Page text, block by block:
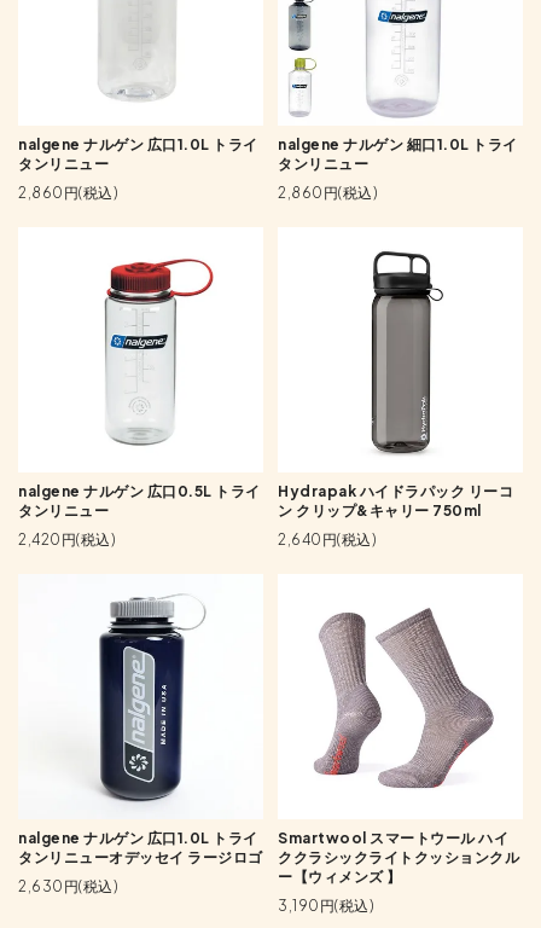
nalgene ナルゲン 広口1.0L トライ
タンリニュー
2,860円(税込)
nalgene ナルゲン 細口1.0L トライ
タンリニュー
2,860円(税込)
nalgene ナルゲン 広口0.5L トライ
タンリニュー
2,420円(税込)
Hydrapak ハイドラパック リーコ
ン クリップ&キャリー 750ml
2,640円(税込)
nalgene ナルゲン 広口1.0L トライ
タンリニューオデッセイ ラージロゴ
2,630円(税込)
Smartwool スマートウール ハイ
ククラシックライトクッションクル
ー【ウィメンズ 】
3,190円(税込)